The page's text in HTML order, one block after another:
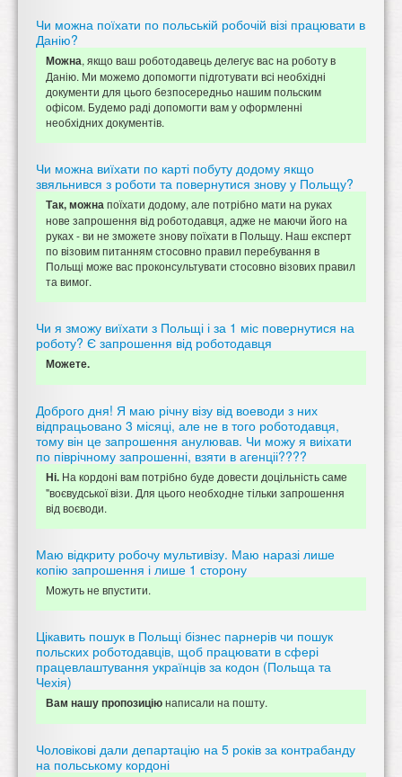
Чи можна поїхати по польській робочій візі працювати в
Данію?
Можна, якщо ваш роботодавець делегує вас на роботу в
Данію. Ми можемо допомогти підготувати всі необхідні
документи для цього безпосередньо нашим польским
офісом. Будемо раді допомогти вам у оформленні
необхідних документів.
Чи можна виїхати по карті побуту додому якщо
звяльнився з роботи та повернутися знову у Польщу?
Так, можнапоїхати додому, але потрібно мати на руках
нове запрошення від роботодавця, адже не маючи його на
руках - ви не зможете знову поїхати в Польщу. Наш експерт
по візовим питанням стосовно правил перебування в
Польщі може вас проконсультувати стосовно візових правил
та вимог.
Чи я зможу виїхати з Польщі і за 1 міс повернутися на
роботу? Є запрошення від роботодавця
Можете.
Доброго дня! Я маю річну візу від воеводи з них
відпрацьовано 3 місяці, але не в того роботодавця,
тому він це запрошення анулював. Чи можу я виіхати
по піврічному запрошенні, взяти в агенціі????
Ні. На кордоні вам потрібно буде довести доцільність саме
"воєвудської візи. Для цього необходне тільки запрошення
від воєводи.
Маю відкриту робочу мультивізу. Маю наразі лише
копію запрошення і лише 1 сторону
Можуть не впустити.
Цікавить пошук в Польщі бізнес парнерів чи пошук
польских роботодавців, щоб працювати в сфері
працевлаштування українців за кодон (Польща та
Чехія)
Вам нашу пропозиціюнаписали на пошту.
Чоловікові дали департацію на 5 років за контрабанду
на польському кордоні